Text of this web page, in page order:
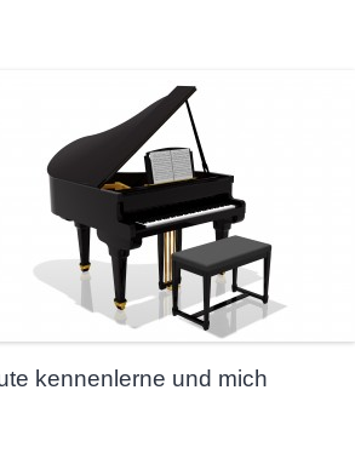
kennenlerne und mich